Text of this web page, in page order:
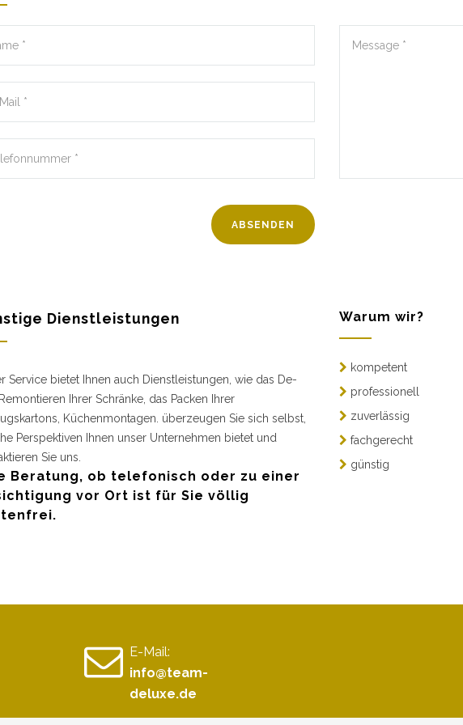
Dienstleistungen
Service bietet Ihnen auch Dienstleistungen, wie das De-
Ihrer Schränke, das Packen Ihrer
Küchenmontagen. überzeugen Sie sich selbst,
Perspektiven Ihnen unser Unternehmen bietet und
Sie uns.
Beratung, ob telefonisch oder zu einer
vor Ort ist für Sie völlig
Warum wir?
kompetent
professionell
zuverlässig
fachgerecht
günstig
E-Mail:
info@team-
deluxe.de